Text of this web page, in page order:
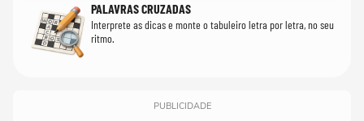
PALAVRAS CRUZADAS
Interprete as dicas e monte o tabuleiro letra por letra, no seu
ritmo.
PUBLICIDADE